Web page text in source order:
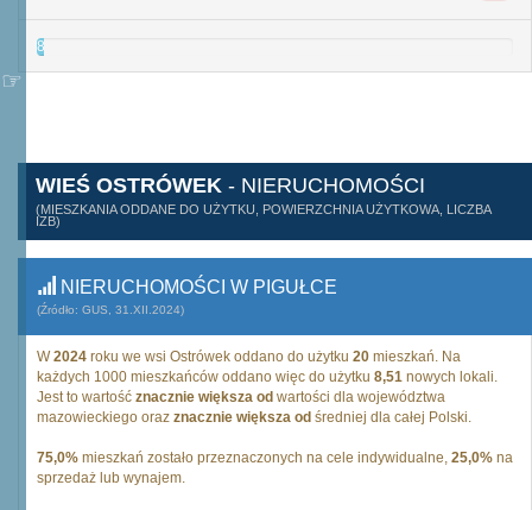
8
WIEŚ OSTRÓWEK - NIERUCHOMOŚCI
(MIESZKANIA ODDANE DO UŻYTKU, POWIERZCHNIA UŻYTKOWA, LICZBA
IZB)
NIERUCHOMOŚCI W PIGUŁCE
(Źródło: GUS, 31.XII.2024)
W2024 roku we wsi Ostrówek oddano do użytku 20 mieszkań. Na
każdych 1000 mieszkańców oddano więc do użytku 8,51 nowych lokali.
Jest to wartość znacznie większa od wartości dla województwa
mazowieckiego oraz znacznie większa od średniej dla całej Polski.
75,0% mieszkań zostało przeznaczonych na cele indywidualne, 25,0% na
sprzedaż lub wynajem.